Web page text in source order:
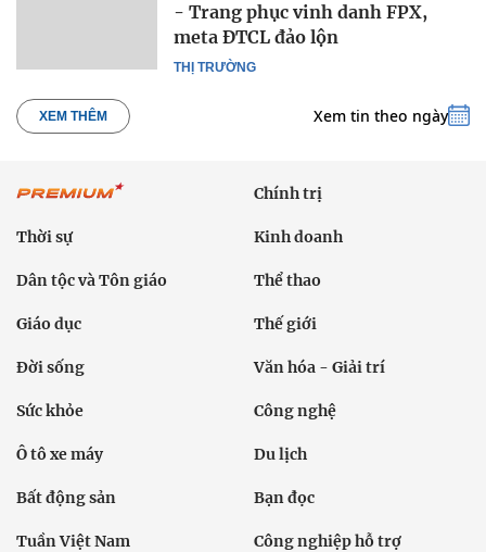
THỊ TRƯỜNG
- Trang phục vinh danh FPX,
meta ĐTCL đảo lộn
XEM THÊM Xem tin theo ngày
Chính trị
Thời sự Kinh doanh
Dân tộc và Tôn giáo Thể thao
Giáo dục Thế giới
Đời sống Văn hóa - Giải trí
Sức khỏe Công nghệ
Ô tô xe máy Du lịch
Bất động sản Bạn đọc
Tuần Việt Nam Công nghiệp hỗ trợ